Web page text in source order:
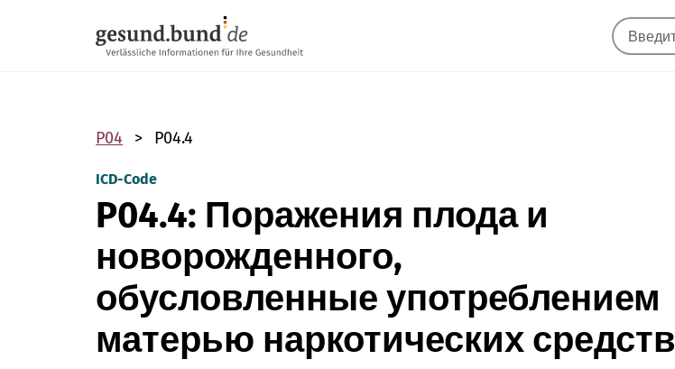
P04 P04.4
ICD-Code
P04.4: Поражения плода и
новорожденного,
обусловленные употреблением
матерью наркотических средств